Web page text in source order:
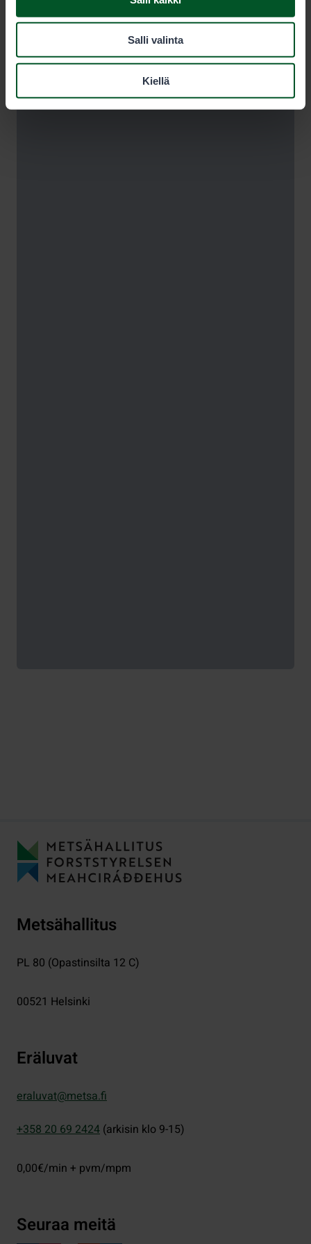
Salli valinta
Kiellä
Metsähallitus
PL 80 (Opastinsilta 12 C)
00521 Helsinki
Eräluvat
eraluvat@metsa.fi
+358 20 69 2424 (arkisin klo 9-15)
0,00€/min + pvm/mpm
Seuraa meitä